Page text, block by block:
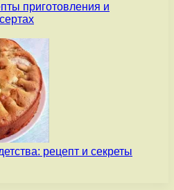
приготовления и
рецепт и секреты